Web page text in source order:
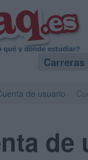
Carreras
de usuario
de